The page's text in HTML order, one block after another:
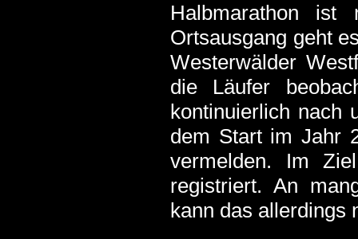
Halbmarathon
Ortsausgang geht
Westerwälder
die Läufer
kontinuierlich nach
dem Start im Jahr
vermelden. Im
registriert. An
kann das allerdings